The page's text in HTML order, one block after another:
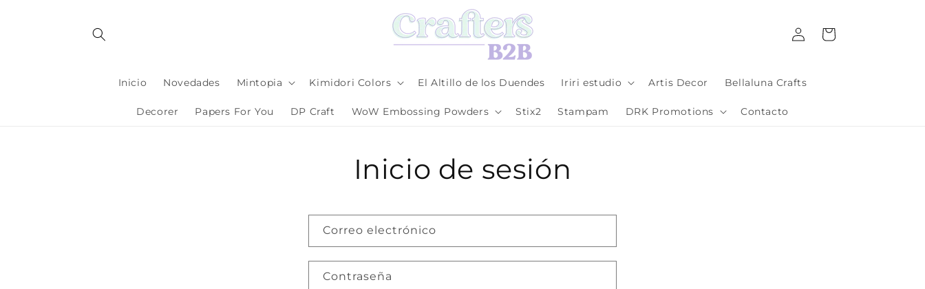
Inicio Novedades Mintopia Kimidori Colors El Altillo de los Duendes Iriri estudio Artis Decor Bellaluna Crafts
Decorer Papers For You DP Craft WoW Embossing Powders Stix2 Stampam DRK Promotions Contacto
sesión
Carrito
Inicio de sesión
Correo electrónico
Contraseña